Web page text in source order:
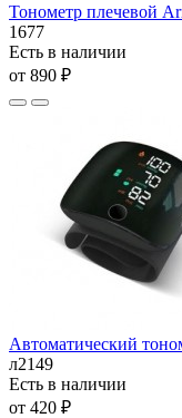
Тонометр плечевой
1677
Есть в наличии
от 890 ₽
Автоматический
л2149
Есть в наличии
от 420 ₽